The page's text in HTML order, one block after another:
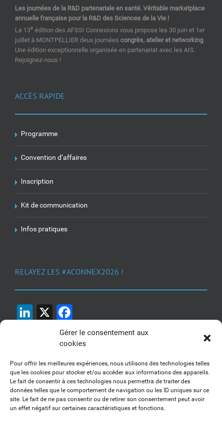
Gérer le consentement aux
cookies
Pour offrir les meilleures expériences, nous utilisons des technologies telles
que les cookies pour stocker et/ou accéder aux informations des appareils.
Le fait de consentir à ces technologies nous permettra de traiter des
données telles que le comportement de navigation ou les ID uniques sur ce
site. Le fait de ne pas consentir ou de retirer son consentement peut avoir
un effet négatif sur certaines caractéristiques et fonctions.
Les journées de la R&D partenariale en santé. Véritable marketplace
annuelle française pour la R&D des Sciences de la Vie !
La 13e édition des AFSSI Connexions vous propose les 30 juin et 1er
juillet à MONTPELLIER deux journées congrès, atelier et networking.
Une édition exceptionnelle organisée en partenariat avec les AIS.
Rejoignez-nous !
ACCÈS RAPIDE
Programme
Convention d’affaires
Inscription
Kit de communication
Infos pratiques
RELAYEZ LES #ACONNEX2026 !
LinkedIn
X
1, 2, 3... Buzzez !
Découvrez nos kits communication